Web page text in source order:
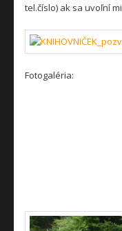
tel.číslo) ak sa uvoľní
Fotogaléria: